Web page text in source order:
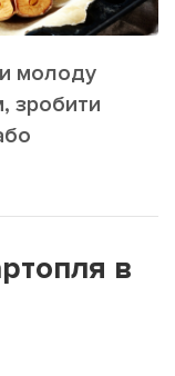
молоду
зробити
в